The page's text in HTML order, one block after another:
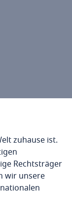
zuhause ist.
Rechtsträger
wir unsere